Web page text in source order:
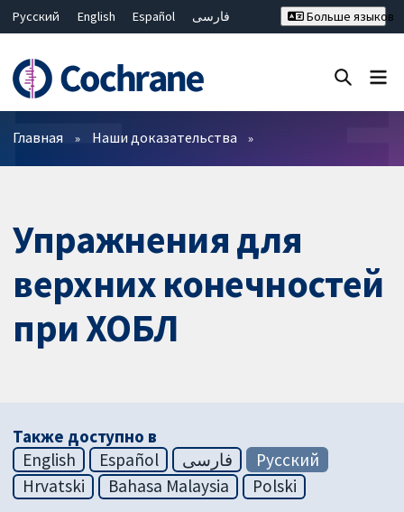
Русский English Español
فارسی
Bahasa Malaysia
ไทย
繁體中文
简体中文
Больше языков
Фильтры
Главная Наши доказательства
Упражнения для
верхних конечностей
при ХОБЛ
Также доступно в
English
Español فارسی
Русский
Hrvatski
Bahasa Malaysia Polski